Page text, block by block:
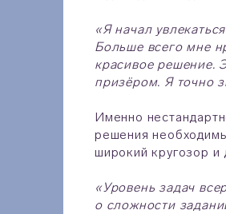
«Я начал
Больше всего мне
красивое решение.
призёром. Я точно
Именно
решения
широкий кругозор и
«Уровень задач
о сложности